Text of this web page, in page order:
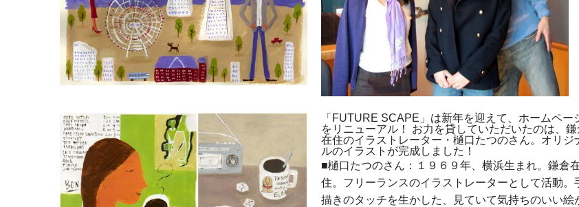
「FUTURE SCAPE」は新年を迎えて、ホームペー
をリニューアル！ お力を貸していただいたのは、鎌
在住のイラストレーター・樋口たつのさん。オリジ
ルのイラストが完成しました！
■樋口たつのさん：１９６９年、横浜生まれ。鎌倉
住。フリーランスのイラストレーターとして活動。
描きのタッチを生かした、見ていて気持ちのいい絵